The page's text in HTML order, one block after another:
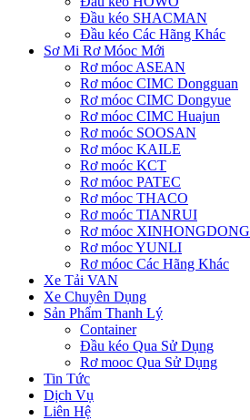
Đầu kéo SHACMAN
Đầu kéo Các Hãng Khác
Sơ Mi Rơ Móoc Mới
Rơ móoc ASEAN
Rơ móoc CIMC Dongguan
Rơ móoc CIMC Dongyue
Rơ móoc CIMC Huajun
Rơ moóc SOOSAN
Rơ móoc KAILE
Rơ moóc KCT
Rơ móoc PATEC
Rơ móoc THACO
Rơ moóc TIANRUI
Rơ móoc XINHONGDONG
Rơ móoc YUNLI
Rơ móoc Các Hãng Khác
Xe Tải VAN
Xe Chuyên Dụng
Sản Phẩm Thanh Lý
Container
Đầu kéo Qua Sử Dụng
Rơ mooc Qua Sử Dụng
Tin Tức
Dịch Vụ
Liên Hệ